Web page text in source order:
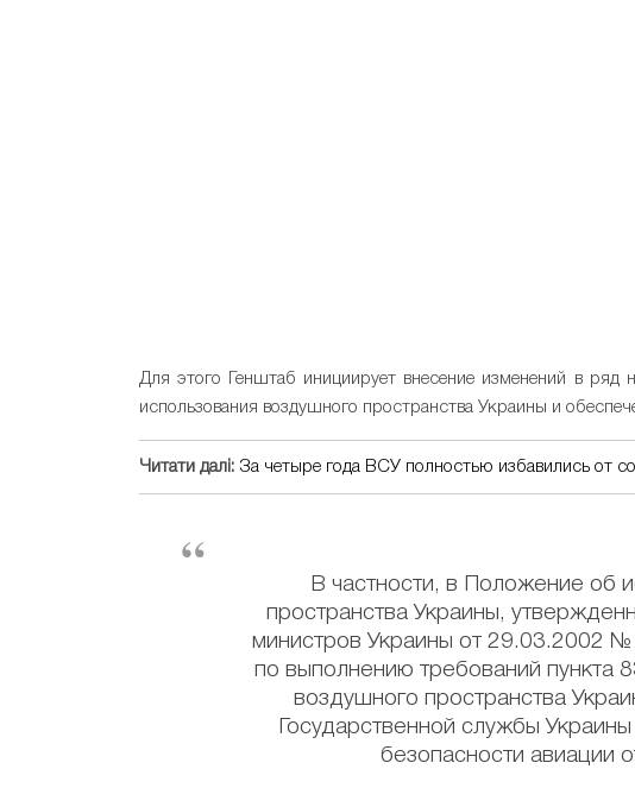
Для этого Генштаб инициирует внесение изменений в ряд
использования воздушного пространства Украины и
Читати далі: За четыре года ВСУ полностью избавились от
В частности, в Положение об
пространства Украины,
министров Украины от 29.03.2002
по выполнению требований пункта
воздушного пространства
Государственной службы
безопасности авиации